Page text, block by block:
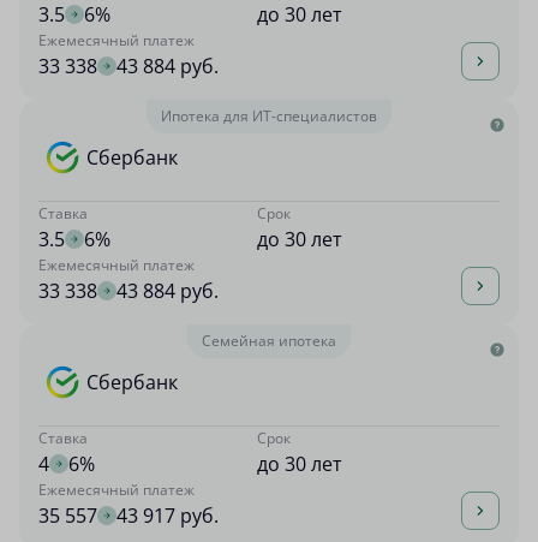
3.5 6% до 30 лет
Ежемесячный платеж
33 338 43 884 руб.
Ипотека для ИТ-специалистов
Сбербанк
Ставка
3.5 6%
Срок
до 30 лет
Ежемесячный платеж
33 338 43 884 руб.
Семейная ипотека
Сбербанк
Ставка
4 6%
Срок
до 30 лет
Ежемесячный платеж
35 557 43 917 руб.